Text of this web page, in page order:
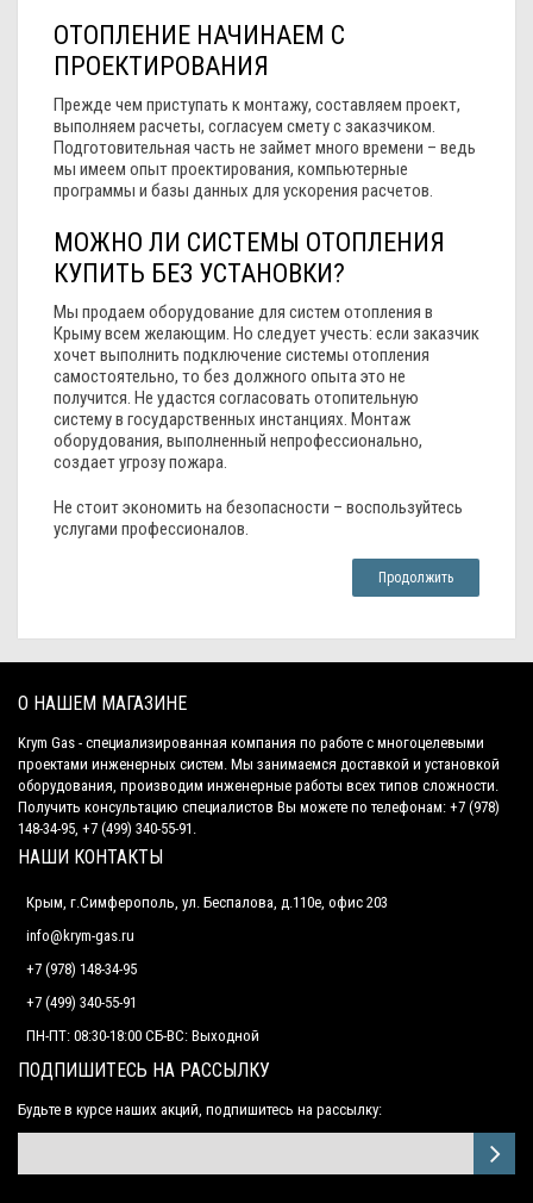
ОТОПЛЕНИЕ НАЧИНАЕМ С
ПРОЕКТИРОВАНИЯ
Прежде чем приступать к монтажу, составляем проект,
выполняем расчеты, согласуем смету с заказчиком.
Подготовительная часть не займет много времени – ведь
мы имеем опыт проектирования, компьютерные
программы и базы данных для ускорения расчетов.
МОЖНО ЛИ СИСТЕМЫ ОТОПЛЕНИЯ
КУПИТЬ БЕЗ УСТАНОВКИ?
Мы продаем оборудование для систем отопления в
Крыму всем желающим. Но следует учесть: если заказчик
хочет выполнить подключение системы отопления
самостоятельно, то без должного опыта это не
получится. Не удастся согласовать отопительную
систему в государственных инстанциях. Монтаж
оборудования, выполненный непрофессионально,
создает угрозу пожара.
Не стоит экономить на безопасности – воспользуйтесь
услугами профессионалов.
Продолжить
О НАШЕМ МАГАЗИНЕ
Krym Gas - специализированная компания по работе с многоцелевыми
проектами инженерных систем. Мы занимаемся доставкой и установкой
оборудования, производим инженерные работы всех типов сложности.
Получить консультацию специалистов Вы можете по телефонам: +7 (978)
148-34-95, +7 (499) 340-55-91.
НАШИ КОНТАКТЫ
Крым, г.Симферополь, ул. Беспалова, д.110е, офис 203
info@krym-gas.ru
+7 (978) 148-34-95
+7 (499) 340-55-91 ​
ПН-ПТ: 08:30-18:00 СБ-ВС: Выходной
ПОДПИШИТЕСЬ НА РАССЫЛКУ
Будьте в курсе наших акций, подпишитесь на рассылку: